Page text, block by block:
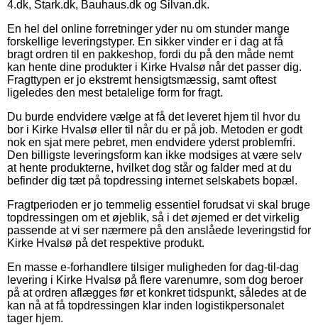
4.dk, Stark.dk, Bauhaus.dk og Silvan.dk.
En hel del online forretninger yder nu om stunder mange
forskellige leveringstyper. En sikker vinder er i dag at få
bragt ordren til en pakkeshop, fordi du på den måde nemt
kan hente dine produkter i Kirke Hvalsø når det passer dig.
Fragttypen er jo ekstremt hensigtsmæssig, samt oftest
ligeledes den mest betalelige form for fragt.
Du burde endvidere vælge at få det leveret hjem til hvor du
bor i Kirke Hvalsø eller til når du er på job. Metoden er godt
nok en sjat mere pebret, men endvidere yderst problemfri.
Den billigste leveringsform kan ikke modsiges at være selv
at hente produkterne, hvilket dog står og falder med at du
befinder dig tæt på topdressing internet selskabets bopæl.
Fragtperioden er jo temmelig essentiel forudsat vi skal bruge
topdressingen om et øjeblik, så i det øjemed er det virkelig
passende at vi ser nærmere på den anslåede leveringstid for
Kirke Hvalsø på det respektive produkt.
En masse e-forhandlere tilsiger muligheden for dag-til-dag
levering i Kirke Hvalsø på flere varenumre, som dog beroer
på at ordren aflægges før et konkret tidspunkt, således at de
kan nå at få topdressingen klar inden logistikpersonalet
tager hjem.